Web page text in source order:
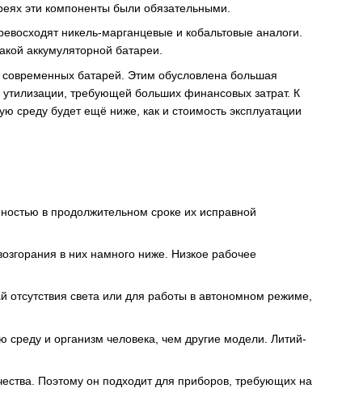
эти компоненты были обязательными.
никель-марганцевые и кобальтовые аналоги.
аккумуляторной батареи.
батарей. Этим обусловлена большая
требующей больших финансовых затрат. К
среду будет ещё ниже, как и стоимость эксплуатации
в продолжительном сроке их исправной
в них намного ниже. Низкое рабочее
отсутствия света или для работы в автономном режиме,
среду и организм человека, чем другие модели. Литий-
Поэтому он подходит для приборов, требующих на